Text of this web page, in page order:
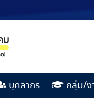
บุคลากร กลุ่ม/ง